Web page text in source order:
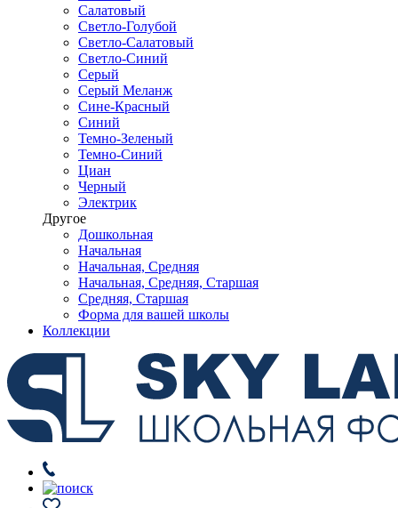
Салатовый
Светло-Голубой
Светло-Салатовый
Светло-Синий
Серый
Серый Меланж
Сине-Красный
Синий
Темно-Зеленый
Темно-Синий
Циан
Черный
Электрик
Другое
Дошкольная
Начальная
Начальная, Средняя
Начальная, Средняя, Старшая
Средняя, Старшая
Форма для вашей школы
Коллекции